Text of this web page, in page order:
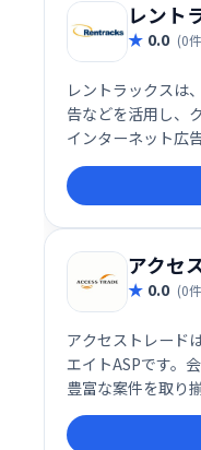
レント
0.0 (0
レントラックスは
告などを活用し、
インターネット広
リエイトネット
り、効果的な広告
す。
アクセ
0.0 (0
アクセストレード
エイトASPです。
豊富な案件を取り
入獲得を目指す
報で成功へ導くア